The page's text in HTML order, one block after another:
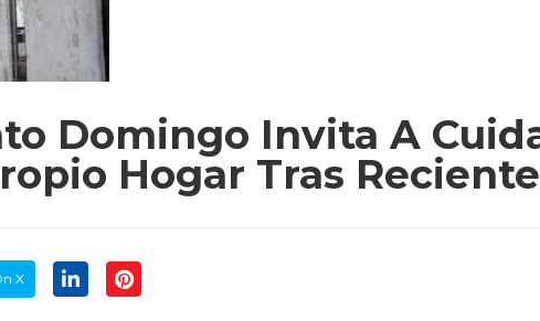
Domingo Invita A
Hogar Tras
X